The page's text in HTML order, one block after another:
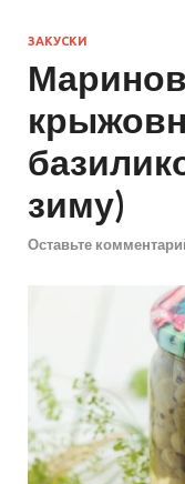
ЗАКУСКИ
зиму)
Оставьте